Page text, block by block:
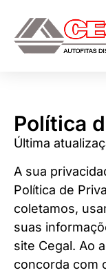
Política
Última
A sua
Política de
coletamos,
suas
site Cegal. Ao
concorda com